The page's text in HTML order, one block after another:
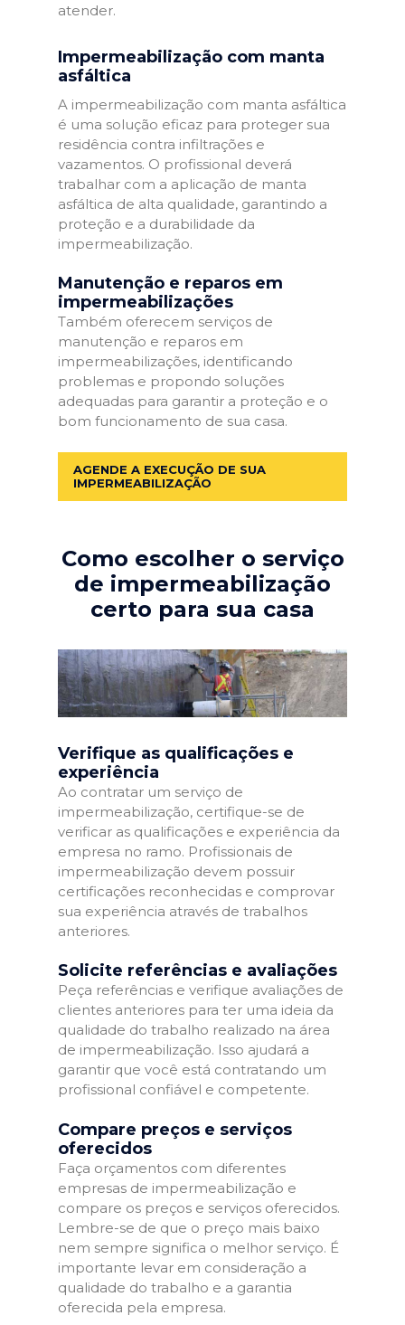
atender.
Impermeabilização com manta
asfáltica
A impermeabilização com manta asfáltica
é uma solução eficaz para proteger sua
residência contra infiltrações e
vazamentos. O profissional deverá
trabalhar com a aplicação de manta
asfáltica de alta qualidade, garantindo a
proteção e a durabilidade da
impermeabilização.
Manutenção e reparos em
impermeabilizações
Também oferecem serviços de
manutenção e reparos em
impermeabilizações, identificando
problemas e propondo soluções
adequadas para garantir a proteção e o
bom funcionamento de sua casa.
AGENDE A EXECUÇÃO DE SUA
IMPERMEABILIZAÇÃO
Como escolher o serviço
de impermeabilização
certo para sua casa
Verifique as qualificações e
experiência
Ao contratar um serviço de
impermeabilização, certifique-se de
verificar as qualificações e experiência da
empresa no ramo. Profissionais de
impermeabilização devem possuir
certificações reconhecidas e comprovar
sua experiência através de trabalhos
anteriores.
Solicite referências e avaliações
Peça referências e verifique avaliações de
clientes anteriores para ter uma ideia da
qualidade do trabalho realizado na área
de impermeabilização. Isso ajudará a
garantir que você está contratando um
profissional confiável e competente.
Compare preços e serviços
oferecidos
Faça orçamentos com diferentes
empresas de impermeabilização e
compare os preços e serviços oferecidos.
Lembre-se de que o preço mais baixo
nem sempre significa o melhor serviço. É
importante levar em consideração a
qualidade do trabalho e a garantia
oferecida pela empresa.